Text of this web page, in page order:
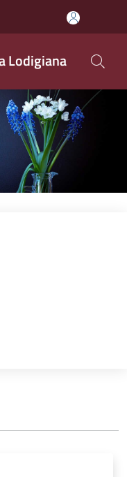
Lodigiana